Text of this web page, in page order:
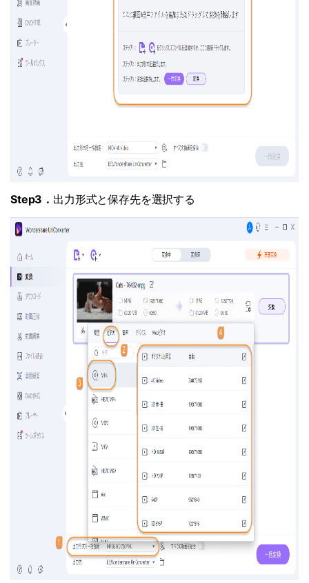
Step3． 出力形式と保存先を選択する